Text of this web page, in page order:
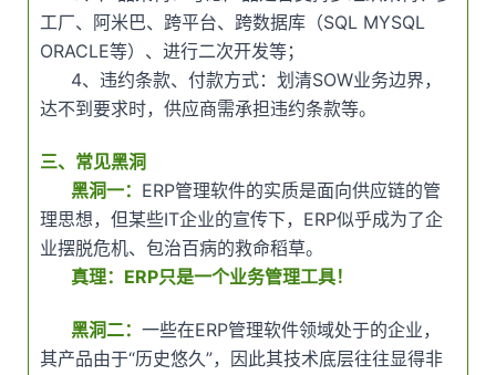
工厂、阿米巴、跨平台、跨数据库（SQL MYSQL
ORACLE等）、进行二次开发等；
4、违约条款、付款方式：划清SOW业务边界，
达不到要求时，供应商需承担违约条款等。
三、常见黑洞
黑洞一： ERP管理软件的实质是面向供应链的管
理思想，但某些IT企业的宣传下，ERP似乎成为了企
业摆脱危机、包治百病的救命稻草。
真理：ERP只是一个业务管理工具！
黑洞二： 一些在ERP管理软件领域处于的企业，
其产品由于“历史悠久”，因此其技术底层往往显得非